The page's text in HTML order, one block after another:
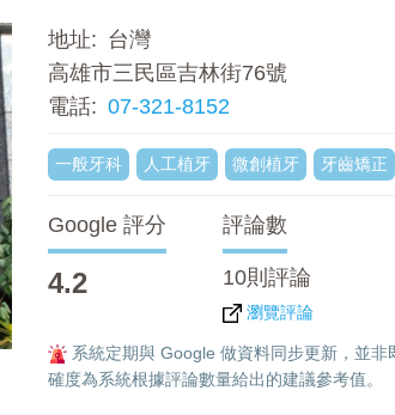
地址
台灣
高雄市三民區吉林街76號
電話
07-321-8152
一般牙科 人工植牙 微創植牙 牙齒矯正
Google 評分
4.2
評論數
10則評論
瀏覽評論
系統定期與 Google 做資料同步更新，並非
確度為系統根據評論數量給出的建議參考值。